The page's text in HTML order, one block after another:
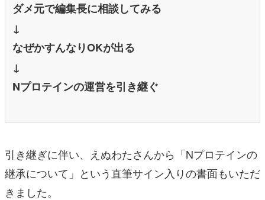
ダメ元で編集長に相談してみる
↓
なぜかすんなりOKが出る
↓
Nプロテインの運営を引き継ぐ
引き継ぎに伴い、えぬわたさんから「Nプロテインの
継承について」という直筆サイン入りの書面もいただ
きました。